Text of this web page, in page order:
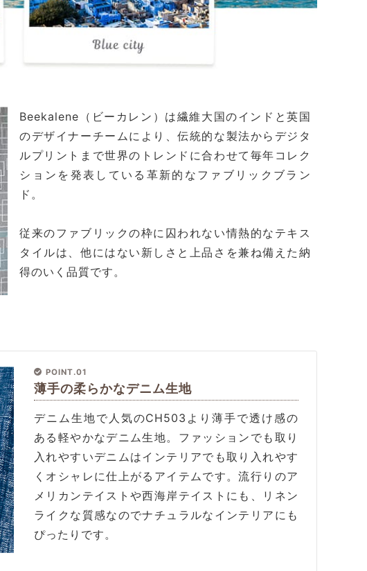
Beekalene（ビーカレン）は繊維大国のインドと英国
のデザイナーチームにより、伝統的な製法からデジタ
ルプリントまで世界のトレンドに合わせて毎年コレク
ションを発表している革新的なファブリックブラン
ド。
従来のファブリックの枠に囚われない情熱的なテキス
タイルは、他にはない新しさと上品さを兼ね備えた納
得のいく品質です。
POINT.01
薄手の柔らかなデニム生地
デニム生地で人気のCH503より薄手で透け感の
ある軽やかなデニム生地。ファッションでも取り
入れやすいデニムはインテリアでも取り入れやす
くオシャレに仕上がるアイテムです。流行りのア
メリカンテイストや西海岸テイストにも、リネン
ライクな質感なのでナチュラルなインテリアにも
ぴったりです。